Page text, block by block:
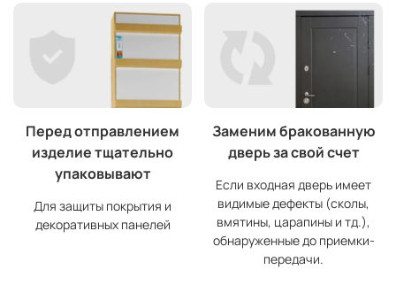
Перед отправлением
изделие тщательно
упаковывают
Для защиты покрытия и
декоративных панелей
Заменим бракованную
дверь за свой счет
Если входная дверь имеет
видимые дефекты (сколы,
вмятины, царапины и тд.),
обнаруженные до приемки-
передачи.